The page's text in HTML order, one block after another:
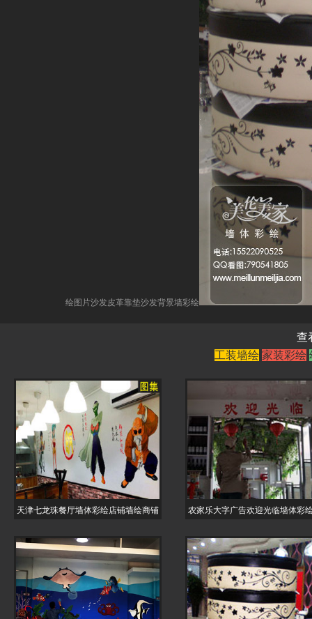
绘图片沙发皮革靠垫沙发背景墙彩绘
查
工装墙绘 家装彩绘
天津七龙珠餐厅墙体彩绘店铺墙绘商铺 农家乐大字广告欢迎光临墙体彩